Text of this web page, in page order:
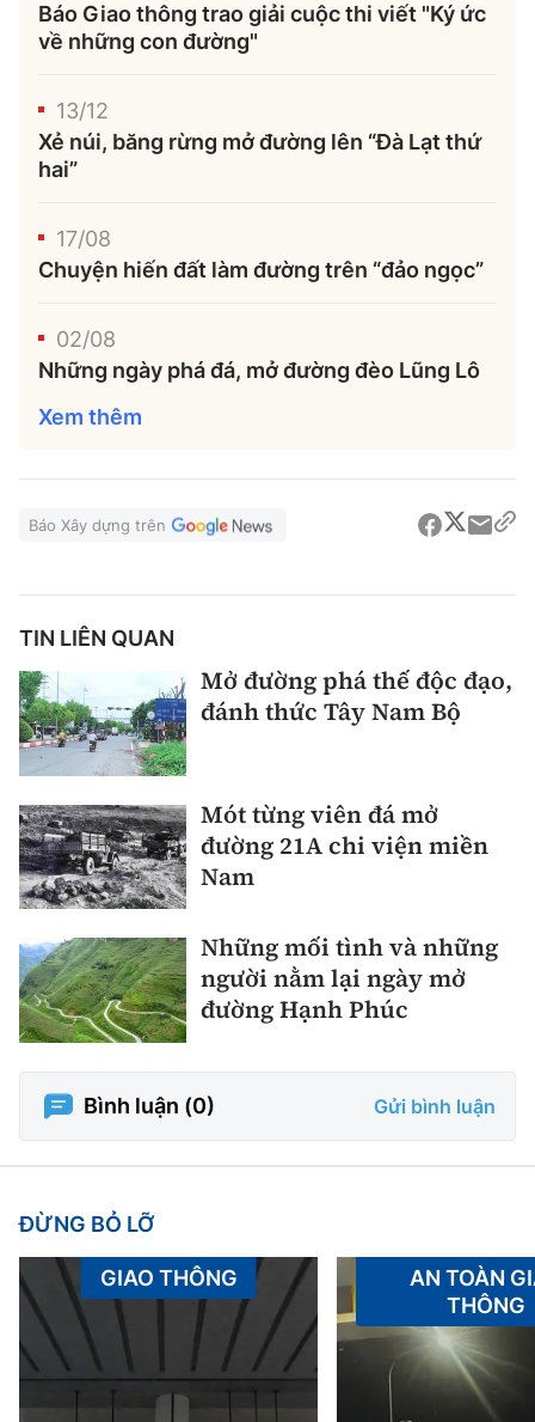
Báo Giao thông trao giải cuộc thi viết "Ký ức
về những con đường"
13/12
Xẻ núi, băng rừng mở đường lên “Đà Lạt thứ
hai”
17/08
Chuyện hiến đất làm đường trên “đảo ngọc”
02/08
Những ngày phá đá, mở đường đèo Lũng Lô
Xem thêm
Báo Xây dựng trên
TIN LIÊN QUAN
Mở đường phá thế độc đạo,
đánh thức Tây Nam Bộ
Mót từng viên đá mở
đường 21A chi viện miền
Nam
Những mối tình và những
người nằm lại ngày mở
đường Hạnh Phúc
Bình luận (0) Gửi bình luận
ĐỪNG BỎ LỠ
GIAO THÔNG
AN TOÀN
THÔNG